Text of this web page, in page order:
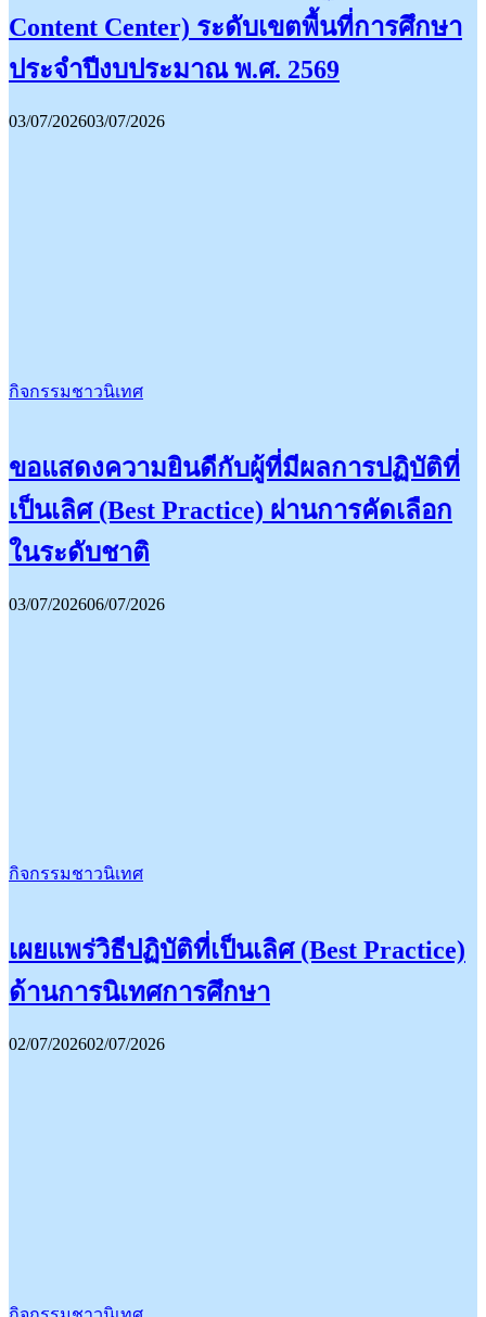
Content Center) ระดับเขตพื้นที่การศึกษา
ประจำปีงบประมาณ พ.ศ. 2569
03/07/202603/07/2026
กิจกรรมชาวนิเทศ
ขอแสดงความยินดีกับผู้ที่มีผลการปฏิบัติที่
เป็นเลิศ (Best Practice) ผ่านการคัดเลือก
ในระดับชาติ
03/07/202606/07/2026
กิจกรรมชาวนิเทศ
เผยแพร่วิธีปฏิบัติที่เป็นเลิศ (Best Practice)
ด้านการนิเทศการศึกษา
02/07/202602/07/2026